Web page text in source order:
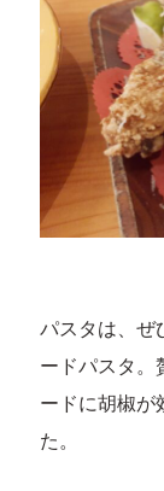
パスタは、ぜ
ードパスタ。
ードに胡椒が
た。